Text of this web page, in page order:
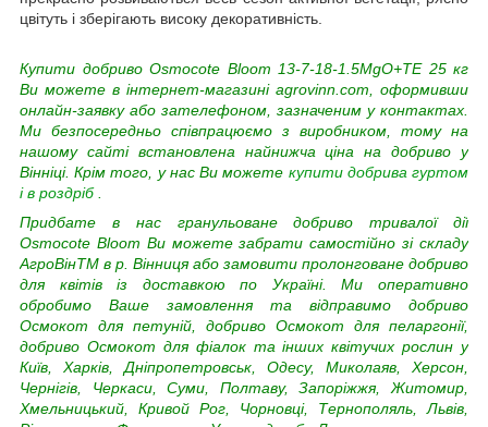
цвітуть і зберігають високу декоративність.
Купити добриво Osmocote Bloom 13-7-18-1.5MgO+TE 25 кг
Ви можете в інтернет-магазині agrovinn.com, оформивши
онлайн-заявку або зателефоном, зазначеним у контактах.
Ми безпосередньо співпрацюємо з виробником, тому на
нашому сайті встановлена найнижча ціна на добриво у
Вінніці. Крім того, у нас Ви можете купити добрива гуртом
і в роздріб
Придбате в нас гранульоване добриво тривалої дії
Osmocote Bloom Ви можете забрати самостійно зі складу
АгроВінTM в р. Вінниця або замовити пролонговане добриво
для квітів із доставкою по Україні. Ми оперативно
обробимо Ваше замовлення та відправимо добриво
Осмокот для петуній, добриво Осмокот для пеларгонії,
добриво Осмокот для фіалок та інших квітучих рослин у
Київ, Харків, Дніпропетровськ, Одесу, Миколаяв, Херсон,
Чернігів, Черкаси, Суми, Полтаву, Запоріжжя, Житомир,
Хмельницький, Кривой Рог, Чорновці, Тернополяль, Львів,